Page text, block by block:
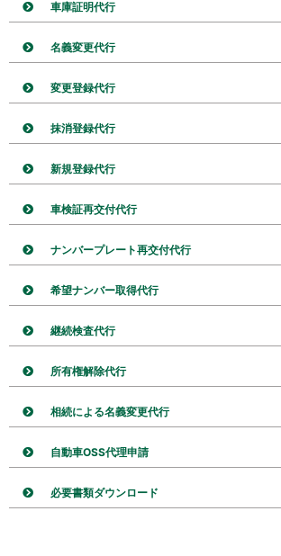
車庫証明代行
名義変更代行
変更登録代行
抹消登録代行
新規登録代行
車検証再交付代行
ナンバープレート再交付代行
希望ナンバー取得代行
継続検査代行
所有権解除代行
相続による名義変更代行
自動車OSS代理申請
必要書類ダウンロード